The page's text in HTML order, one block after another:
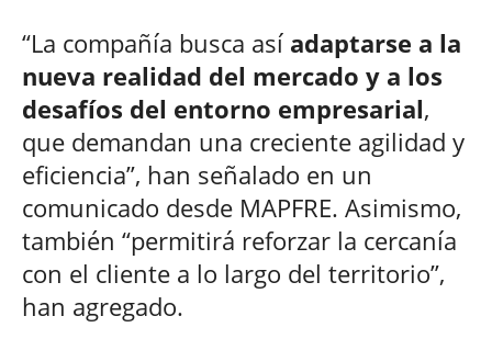
“La compañía busca así adaptarse a la
nueva realidad del mercado y a los
desafíos del entorno empresarial,
que demandan una creciente agilidad y
eficiencia”, han señalado en un
comunicado desde MAPFRE. Asimismo,
también “permitirá reforzar la cercanía
con el cliente a lo largo del territorio”,
han agregado.